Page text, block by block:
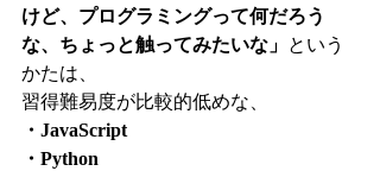
けど、プログラミングって何だろう
な、ちょっと触ってみたいな」 という
かたは、
習得難易度が比較的低めな、
・JavaScript
・Python